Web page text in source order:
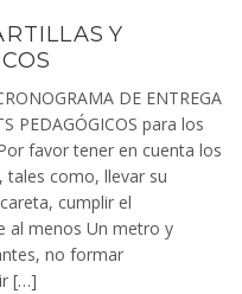
Y
DE ENTREGA
PEDAGÓGICOS para los
favor tener en cuenta los
como, llevar su
cumplir el
al menos Un metro y
no formar
[…]